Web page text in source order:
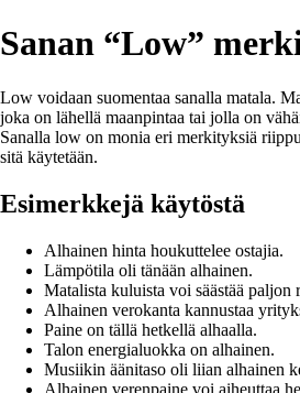
Sanan “Low”
Low voidaan suomentaa sanalla matala.
joka on lähellä maanpintaa tai jolla on
Sanalla low on monia eri merkityksiä
sitä käytetään.
Esimerkkejä käytöstä
Alhainen hinta houkuttelee ostajia.
Lämpötila oli tänään alhainen.
Matalista kuluista voi säästää paljon
Alhainen verokanta kannustaa
Paine on tällä hetkellä alhaalla.
Talon energialuokka on alhainen.
Musiikin äänitaso oli liian alhainen
Alhainen verenpaine voi aiheuttaa